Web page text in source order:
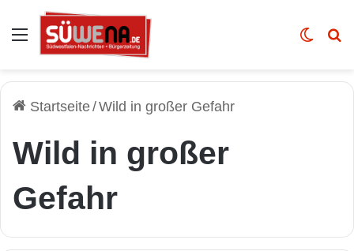
Auswahl Skin
Startseite/Wild in großer Gefahr
Wild in großer
Gefahr